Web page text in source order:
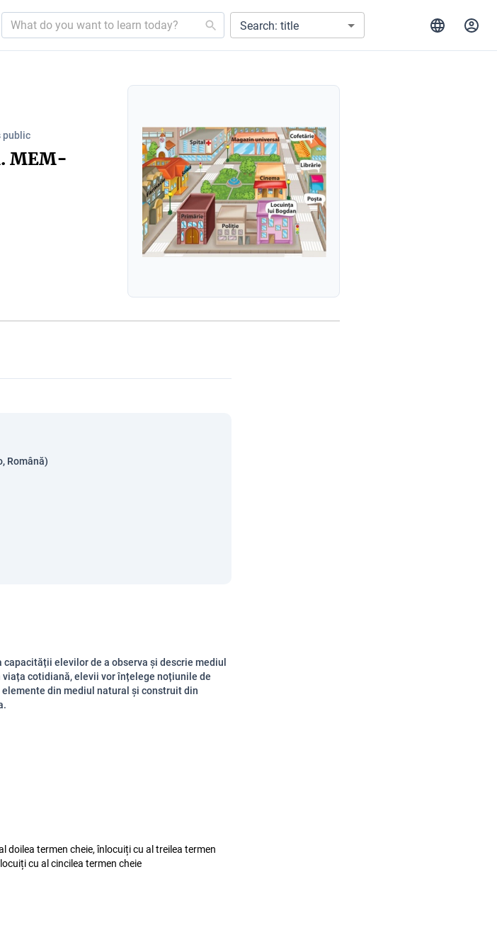
Search: title
public
MEM-
Română)
elevilor de a observa și descrie mediul
cotidiană, elevii vor înțelege noțiunile de
din mediul natural și construit din
doilea termen cheie, înlocuiți cu al treilea termen
cu al cincilea termen cheie